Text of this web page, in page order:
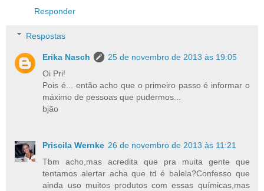
Responder
Respostas
Erika Nasch
25 de novembro de 2013 às 19:05
Oi Pri!
Pois é... então acho que o primeiro passo é informar o
máximo de pessoas que pudermos...
bjão
Priscila Wernke 26 de novembro de 2013 às 11:21
Tbm acho,mas acredita que pra muita gente que
tentamos alertar acha que td é balela?Confesso que
ainda uso muitos produtos com essas químicas,mas